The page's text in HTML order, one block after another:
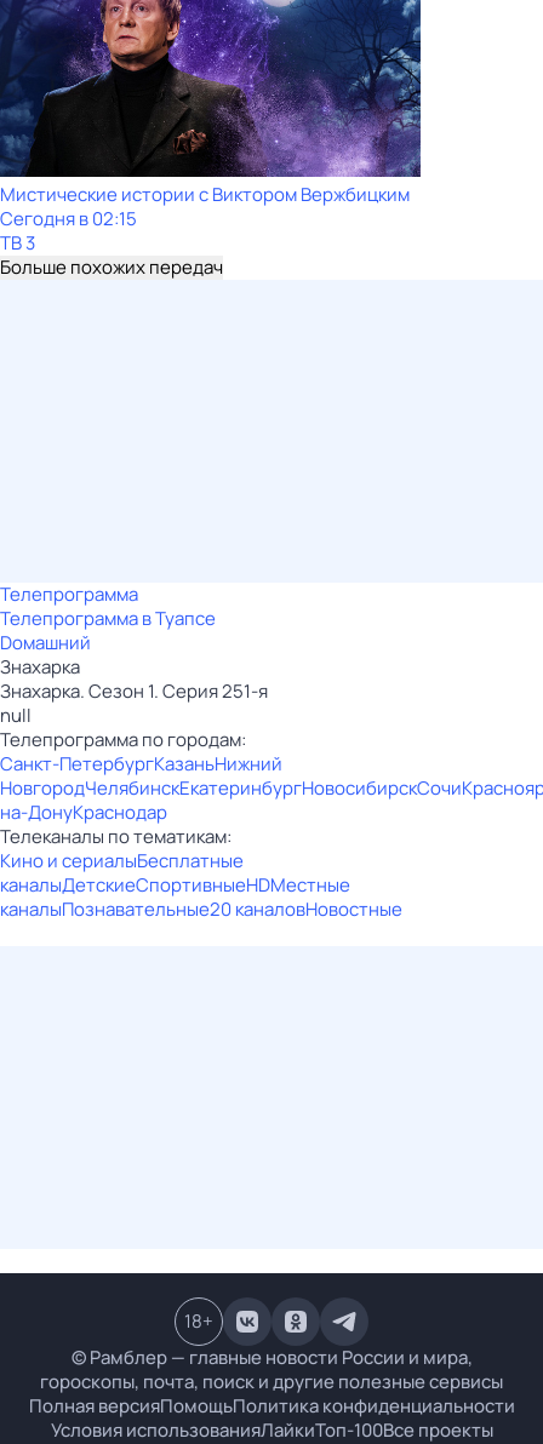
Мистические истории с Виктором Вержбицким
Сегодня в 02:15
ТВ 3
Больше похожих передач
Телепрограмма
Телепрограмма в Туапсе
Dомашний
Знaхaрка
Знaхaрка. Сезон 1. Серия 251-я
null
Телепрограмма по городам:
Санкт-ПетербургКазаньНижний
НовгородЧелябинскЕкатеринбургНовосибирскСочи
на-ДонуКраснодар
Телеканалы по тематикам:
Кино и сериалыБесплатные
каналыДетскиеСпортивныеHDМестные
каналыПознавательные20 каналовНовостные
© Рамблер — главные новости России и мира,
гороскопы, почта, поиск и другие полезные сервисы
Полная версияПомощьПолитика конфиденциальности
Условия использованияЛайкиТоп-100Все проекты
18+